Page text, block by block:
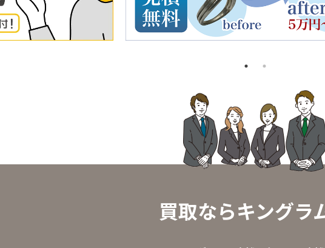
買取ならキングラ